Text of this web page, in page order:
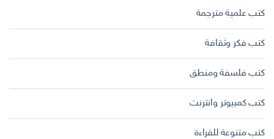
كتب علمية مترجمة
كتب فكر وثقافة
كتب فلسفة ومنطق
كتب كمبيوتر وانترنت
كتب متنوعة للقراءة